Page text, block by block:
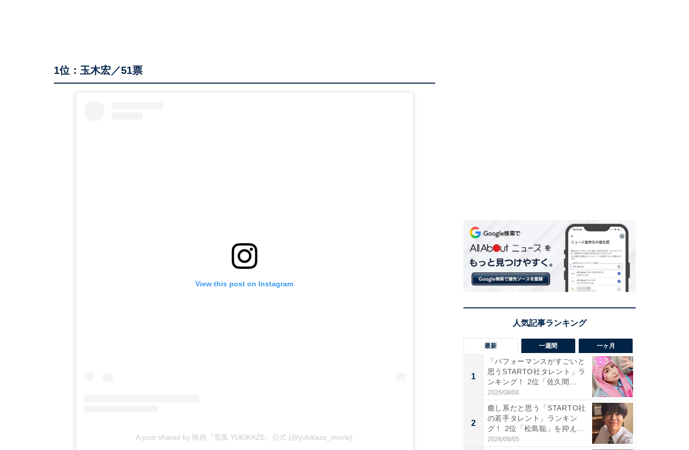
1位：玉木宏／51票
View this post on Instagram
A post shared by 映画『雪風 YUKIKAZE』公式 (@yukikaze_movie)
最新 一週間 一ヶ月
1
「パフォーマンスがすごいと
思うSTARTO社タレント」ラ
ンキング！ 2位「佐久間...
2026/08/06
2
癒し系だと思う「STARTO社
の若手タレント」ランキン
グ！ 2位「松島聡」を抑え...
2026/08/05